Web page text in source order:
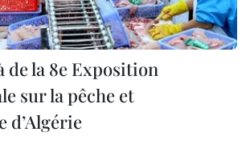
de la 8e Exposition
sur la pêche et
d’Algérie